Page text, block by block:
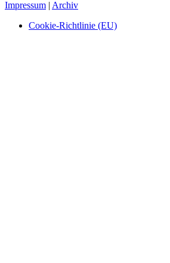
Impressum | Archiv
Cookie-Richtlinie (EU)